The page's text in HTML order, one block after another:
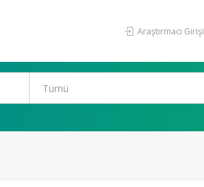
Araştırmacı Girişi